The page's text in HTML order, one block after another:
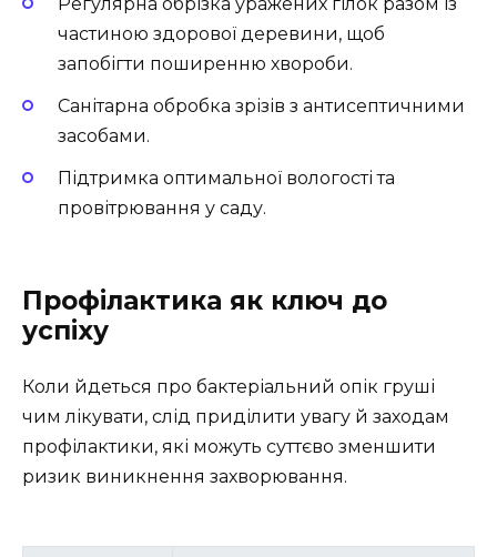
частиною здорової деревини, щоб
запобігти поширенню хвороби.
Санітарна обробка зрізів з антисептичними
засобами.
Підтримка оптимальної вологості та
провітрювання у саду.
Профілактика як ключ до
успіху
Коли йдеться про бактеріальний опік груші
чим лікувати, слід приділити увагу й заходам
профілактики, які можуть суттєво зменшити
ризик виникнення захворювання.